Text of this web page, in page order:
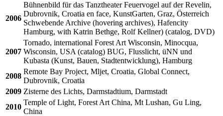
2006
Bühnenbild für das Tanztheater Feuervogel auf der Revelin,
Dubrovnik, Croatia en face, KunstGarten, Graz, Österreich
Schwebende Archive (hovering archives), Hafencity
Hamburg, with Katrin Bethge, Rolf Kellner) (catalog, DVD)
2007
Tornado, international Forest Art Wisconsin, Minocqua,
Wisconsin, USA (catalog) BUG, Flusslicht, üNN und
Kubasta (Kunst, Bauen, Stadtentwicklung), Hamburg
2008
Remote Bay Project, Mljet, Croatia, Global Connect,
Dubrovnik, Croatia
2009 Zisterne des Lichts, Darmstadtium, Darmstadt
2010
Temple of Light, Forest Art China, Mt Lushan, Gu Ling,
China